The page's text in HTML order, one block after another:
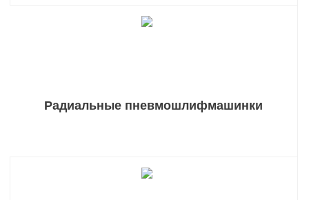
Радиальные пневмошлифмашинки